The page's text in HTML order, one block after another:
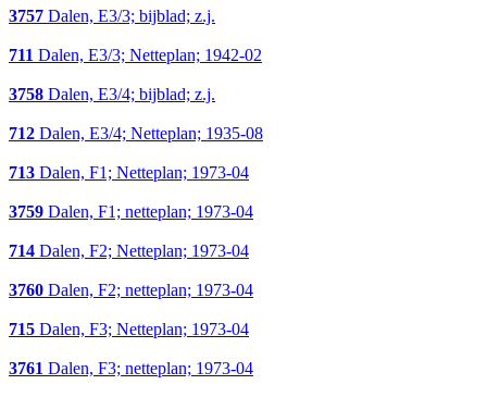
3757 Dalen, E3/3; bijblad; z.j.
711 Dalen, E3/3; Netteplan; 1942-02
3758 Dalen, E3/4; bijblad; z.j.
712 Dalen, E3/4; Netteplan; 1935-08
713 Dalen, F1; Netteplan; 1973-04
3759 Dalen, F1; netteplan; 1973-04
714 Dalen, F2; Netteplan; 1973-04
3760 Dalen, F2; netteplan; 1973-04
715 Dalen, F3; Netteplan; 1973-04
3761 Dalen, F3; netteplan; 1973-04